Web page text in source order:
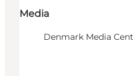
Media
Denmark Media